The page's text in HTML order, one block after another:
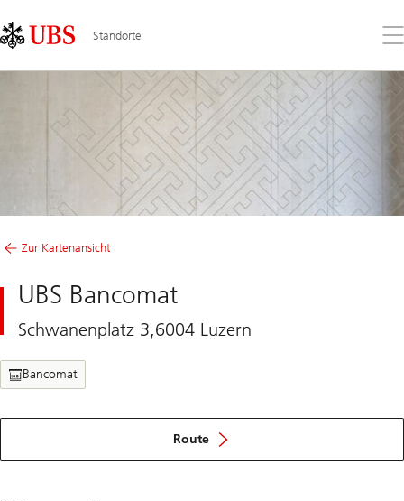
Links
Area
Standorte
Sie
Zur Kartenansicht
UBS Bancomat
Schwanenplatz 3,6004 Luzern
Bancomat
Route